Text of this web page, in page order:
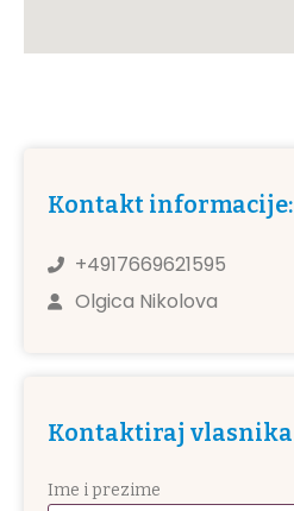
Kontakt informacije:
+4917669621595
Olgica Nikolova
Kontaktiraj vlasnika
Ime i prezime